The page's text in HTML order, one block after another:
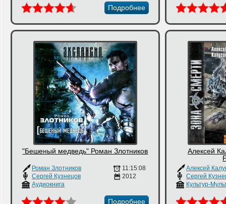
Подробнее
"Бешеный медведь" Роман Злотников
Роман Злотников
Сергей Кузнецов
Аудиокнига
11:15:08
2012
Подробнее
Алексей
Алексей
Сергей
Культур-